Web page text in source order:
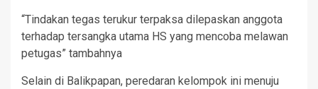
“Tindakan tegas terukur terpaksa dilepaskan anggota
terhadap tersangka utama HS yang mencoba melawan
petugas” tambahnya
Selain di Balikpapan, peredaran kelompok ini menuju